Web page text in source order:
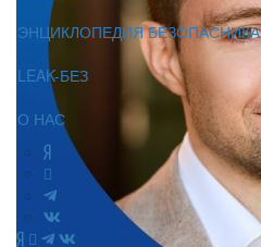
ЭНЦИКЛОПЕДИЯ БЕЗОПАСНИКА
LEAK-БЕЗ
О НАС